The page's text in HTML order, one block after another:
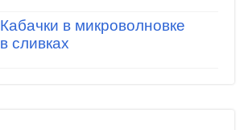
Кабачки в микроволновке
в сливках